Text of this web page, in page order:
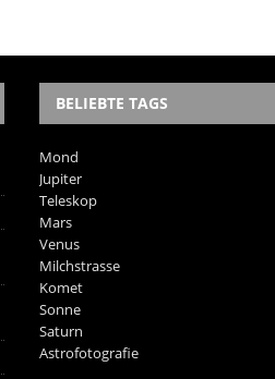
BELIEBTE TAGS
Mond
Jupiter
Teleskop
Mars
Venus
Milchstrasse
Komet
Sonne
Saturn
Astrofotografie